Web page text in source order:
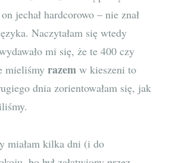
jechał hardcorowo – nie znał
Naczytałam się wtedy
mi się, że te 400 czy
mieliśmyrazem w kieszeni to
dnia zorientowałam się, jak
miałam kilka dni (i do